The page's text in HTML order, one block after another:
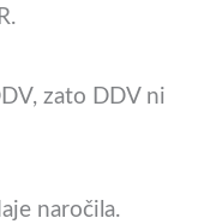
zato DDV ni
naročila.